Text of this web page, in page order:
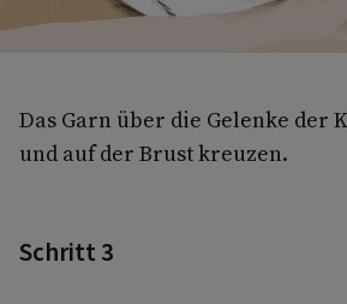
Das Garn über die Gelenke der
und auf der Brust kreuzen.
Schritt 3